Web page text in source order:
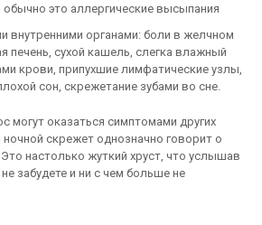
это аллергические высыпания
внутренними органами: боли в желчном
печень, сухой кашель, слегка влажный
крови, припухшие лимфатические узлы,
сон, скрежетание зубами во сне.
могут оказаться симптомами других
скрежет однозначно говорит о
настолько жуткий хруст, что услышав
забудете и ни с чем больше не